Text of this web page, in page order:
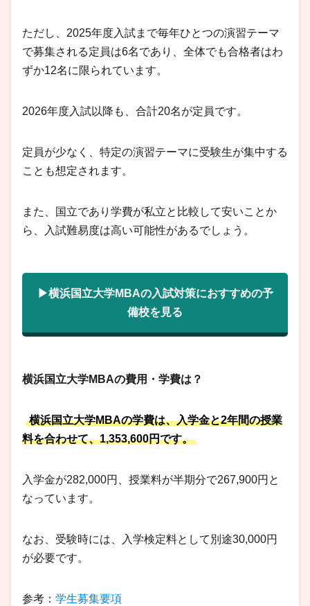
ただし、2025年度入試まで毎年ひとつの演習テーマ
で募集される定員は6名であり、全体でも合格者はわ
ずか12名に限られています。
2026年度入試以降も、合計20名が定員です。
定員が少なく、特定の演習テーマに受験生が集中する
ことも想定されます。
また、国立であり学費が私立と比較して安いことか
ら、入試難易度は高い可能性があるでしょう。
▶横浜国立大学MBAの入試対策におすすめの予
備校を見る
横浜国立大学MBAの費用・学費は？
横浜国立大学MBAの学費は、入学金と2年間の授業
料を合わせて、1,353,600円です。
入学金が282,000円、授業料が半期分で267,900円と
なっています。
なお、受験時には、入学検定料として別途30,000円
が必要です。
参考： 学生募集要項